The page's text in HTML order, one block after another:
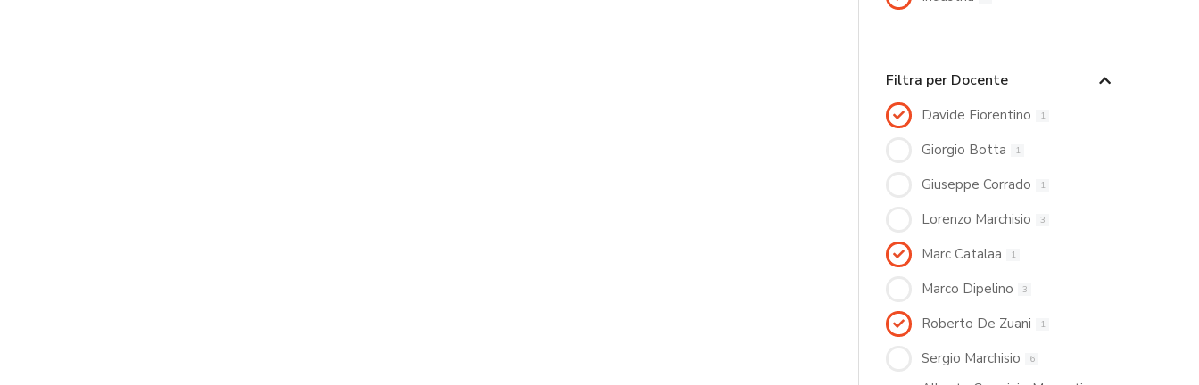
Filtra per Docente
Davide Fiorentino 1
Giorgio Botta 1
Giuseppe Corrado 1
Lorenzo Marchisio 3
Marc Catalaa 1
Marco Dipelino 3
Roberto De Zuani 1
Sergio Marchisio 6